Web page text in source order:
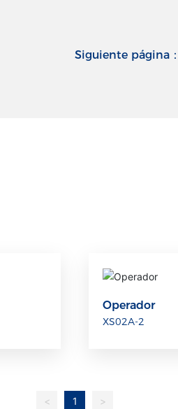
Siguiente página：
Operador
XS02A-2
< 1 >